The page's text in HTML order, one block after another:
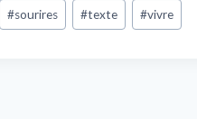
#sourires #texte #vivre